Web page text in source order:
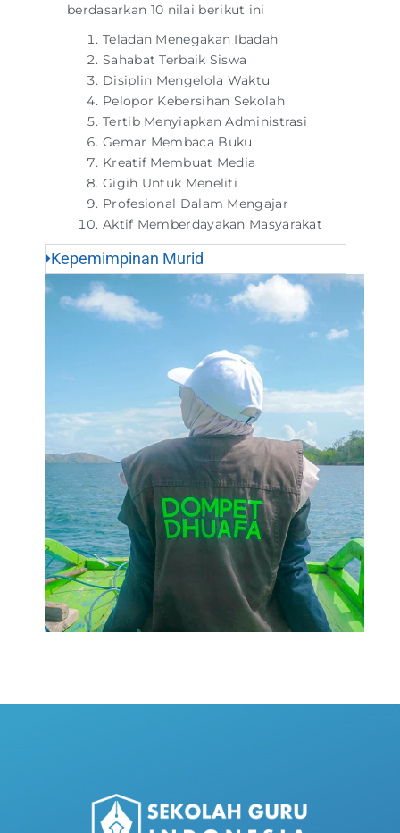
berdasarkan 10 nilai berikut ini
Teladan Menegakan Ibadah
Sahabat Terbaik Siswa
Disiplin Mengelola Waktu
Pelopor Kebersihan Sekolah
Tertib Menyiapkan Administrasi
Gemar Membaca Buku
Kreatif Membuat Media
Gigih Untuk Meneliti
Profesional Dalam Mengajar
Aktif Memberdayakan Masyarakat
Kepemimpinan Murid